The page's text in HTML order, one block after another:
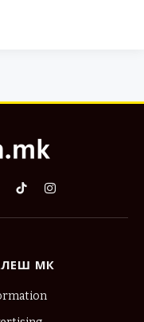
TikTokInstagram
МК